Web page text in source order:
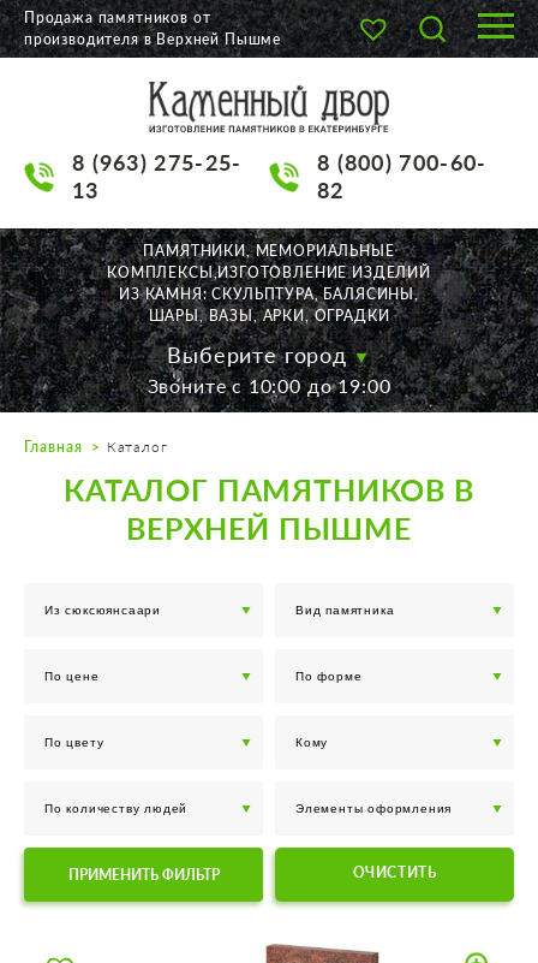
О КОМПАНИИ
НАШИ РАБОТЫ
АКЦИИ
ДОСТАВКА
КОНТАКТЫ
K2532513@yandex.ru
Пн. — Пт. с 10:00 до 19:00
Суббота с 11:00 до 17:00
Воскресенье по договор.
Продажа памятников от
производителя в Верхней Пышме
8 (963) 275-25-
13
8 (800) 700-60-
82
ПАМЯТНИКИ, МЕМОРИАЛЬНЫЕ
КОМПЛЕКСЫ,ИЗГОТОВЛЕНИЕ ИЗДЕЛИЙ
ИЗ КАМНЯ: СКУЛЬПТУРА, БАЛЯСИНЫ,
ШАРЫ, ВАЗЫ, АРКИ, ОГРАДКИ
Выберите город
Звоните с 10:00 до 19:00
Главная Каталог
КАТАЛОГ ПАМЯТНИКОВ В
ВЕРХНЕЙ ПЫШМЕ
ПРИМЕНИТЬ ФИЛЬТР ОЧИСТИТЬ